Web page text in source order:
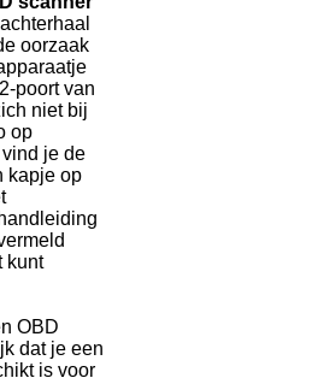
achterhaal
oorzaak
poort van
niet bij
op
je de
kapje op
kunt
OBD
dat je een
is voor